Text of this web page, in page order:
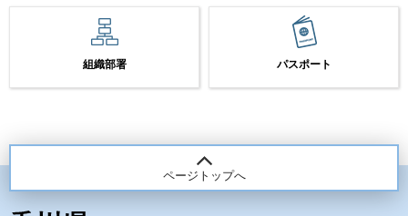
組織部署 パスポート
ページトップへ